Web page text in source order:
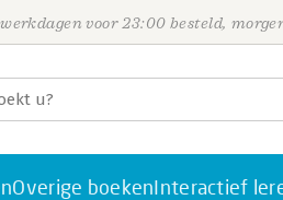
voor 23:00 besteld,
Overige boekenInteractief